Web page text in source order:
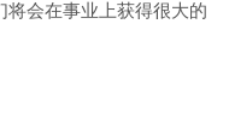
将会在事业上获得很大的